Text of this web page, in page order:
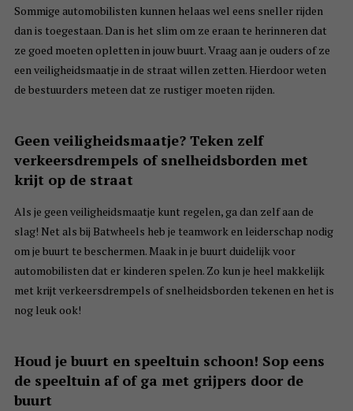
Sommige automobilisten kunnen helaas wel eens sneller rijden
dan is toegestaan. Dan is het slim om ze eraan te herinneren dat
ze goed moeten opletten in jouw buurt. Vraag aan je ouders of ze
een veiligheidsmaatje in de straat willen zetten. Hierdoor weten
de bestuurders meteen dat ze rustiger moeten rijden.
Geen veiligheidsmaatje? Teken zelf
verkeersdrempels of snelheidsborden met
krijt op de straat
Als je geen veiligheidsmaatje kunt regelen, ga dan zelf aan de
slag! Net als bij Batwheels heb je teamwork en leiderschap nodig
om je buurt te beschermen. Maak in je buurt duidelijk voor
automobilisten dat er kinderen spelen. Zo kun je heel makkelijk
met krijt verkeersdrempels of snelheidsborden tekenen en het is
nog leuk ook!
Houd je buurt en speeltuin schoon! Sop eens
de speeltuin af of ga met grijpers door de
buurt